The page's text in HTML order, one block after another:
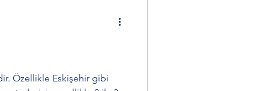
Eskişehir gibi